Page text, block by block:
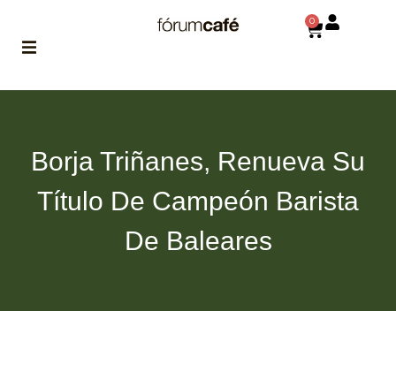
de fórum
0
Borja Triñanes, Renueva Su
Título De Campeón Barista
De Baleares